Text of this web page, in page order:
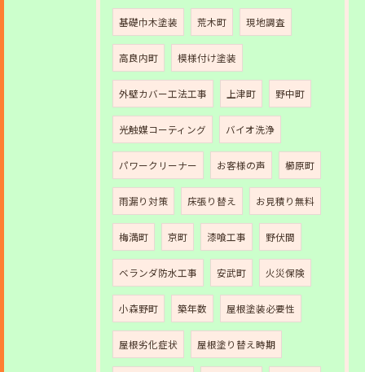
基礎巾木塗装 荒木町 現地調査
高良内町 模様付け塗装
外壁カバー工法工事 上津町 野中町
光触媒コーティング バイオ洗浄
パワークリーナー お客様の声 櫛原町
雨漏り対策 床張り替え お見積り無料
梅満町 京町 漆喰工事 野伏間
ベランダ防水工事 安武町 火災保険
小森野町 築年数 屋根塗装必要性
屋根劣化症状 屋根塗り替え時期